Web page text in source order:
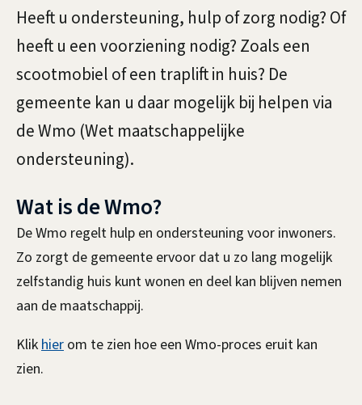
m
Heeft u ondersteuning, hulp of zorg nodig? Of
heeft u een voorziening nodig? Zoals een
scootmobiel of een traplift in huis? De
gemeente kan u daar mogelijk bij helpen via
de Wmo (Wet maatschappelijke
ondersteuning).
Wat is de Wmo?
De Wmo regelt hulp en ondersteuning voor inwoners.
Zo zorgt de gemeente ervoor dat u zo lang mogelijk
zelfstandig huis kunt wonen en deel kan blijven nemen
aan de maatschappij.
Klikhier om te zien hoe een Wmo-proces eruit kan
zien.